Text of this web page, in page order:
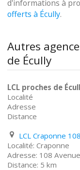
d'informations à
offerts à Écully.
Autres
de Écully
LCL proches de
Localité
Adresse
Distance
Craponne
108
5 km